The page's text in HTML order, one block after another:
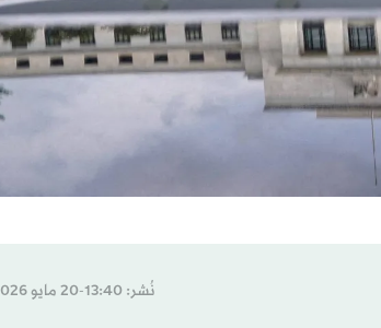
نُشر: 13:40-20 مايو 2026 م ـ 04 ذو الحِجّة 1447 هـ